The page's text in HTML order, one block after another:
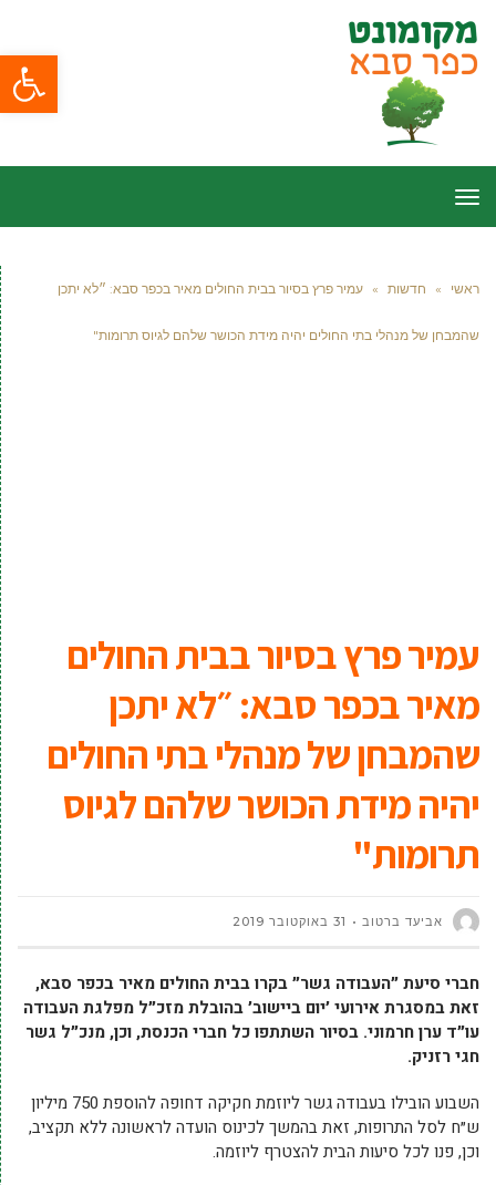
פתח
תפריט
ראשי » חדשות » עמיר פרץ בסיור בבית החולים מאיר בכפר סבא: ״לא יתכן
שהמבחן של מנהלי בתי החולים יהיה מידת הכושר שלהם לגיוס תרומות"
עמיר פרץ בסיור בבית החולים
מאיר בכפר סבא: ״לא יתכן
שהמבחן של מנהלי בתי החולים
יהיה מידת הכושר שלהם לגיוס
תרומות"
אביעד ברטוב 31 באוקטובר 2019
חברי סיעת ״העבודה גשר״ בקרו בבית החולים מאיר בכפר סבא,
זאת במסגרת אירועי ׳יום ביישוב׳ בהובלת מזכ״ל מפלגת העבודה
עו״ד ערן חרמוני. בסיור השתתפו כל חברי הכנסת, וכן, מנכ״ל גשר
חגי רזניק.
השבוע הובילו בעבודה גשר ליוזמת חקיקה דחופה להוספת 750 מיליון
ש״ח לסל התרופות, זאת בהמשך לכינוס הועדה לראשונה ללא תקציב,
וכן, פנו לכל סיעות הבית להצטרף ליוזמה.